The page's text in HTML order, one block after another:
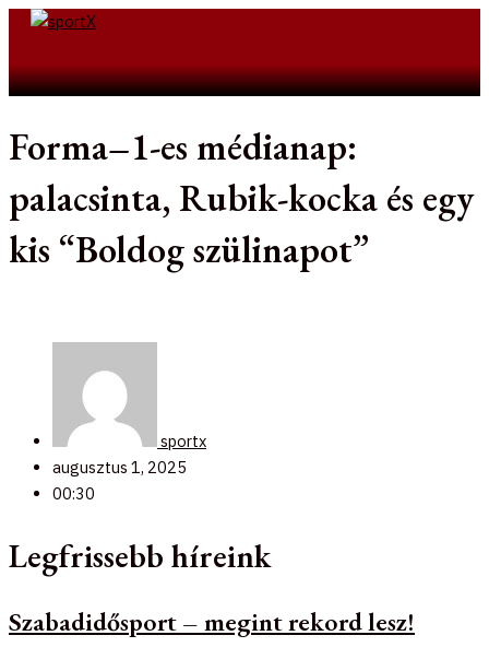
Skip
Forma–1-es médianap:
palacsinta, Rubik-kocka és egy
kis “Boldog szülinapot”
sportx
augusztus 1, 2025
00:30
Legfrissebb híreink
Szabadidősport – megint rekord lesz!